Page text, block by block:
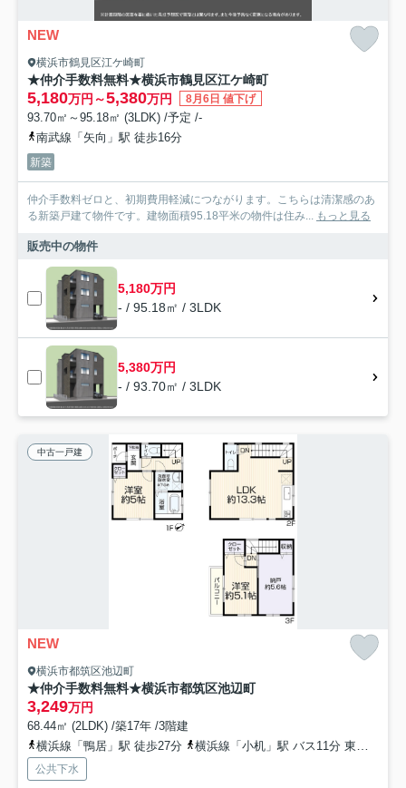
NEW
横浜市鶴見区江ケ崎町
★仲介手数料無料★横浜市鶴見区江ケ崎町
5,180万円～5,380万円 8月6日 値下げ
93.70㎡～95.18㎡ (3LDK) /予定 /-
南武線「矢向」駅 徒歩16分
新築
仲介手数料ゼロと、初期費用軽減につながります。こちらは清潔感のあ
る新築戸建て物件です。建物面積95.18平米の物件は住み... もっと見る
販売中の物件
5,180万円
- / 95.18㎡ / 3LDK
5,380万円
- / 93.70㎡ / 3LDK
中古一戸建
NEW
横浜市都筑区池辺町
★仲介手数料無料★横浜市都筑区池辺町
3,249万円
68.44㎡ (2LDK) /築17年 /3階建
横浜線「鴨居」駅 徒歩27分
横浜線「小机」駅 バス11分 東急バス「水神前（神奈川県）」 停歩3分
公共下水